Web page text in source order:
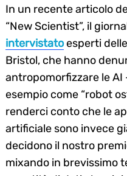
In un recente articolo
“New Scientist”, il
intervistatoesperti
Bristol, che hanno
antropomorfizzare le AI
esempio come “robot
renderci conto che le
artificiale sono invece
decidono il nostro
mixando in brevissimo
Search
for: